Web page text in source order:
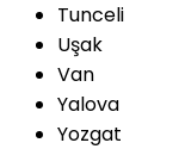
Tunceli
Uşak
Van
Yalova
Yozgat